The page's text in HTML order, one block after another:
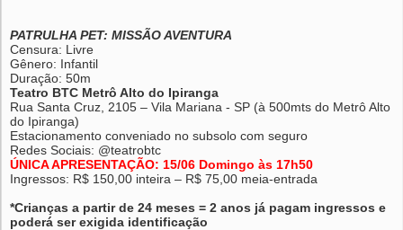
PATRULHA PET: MISSÃO AVENTURA
Censura: Livre
Gênero: Infantil
Duração: 50m
Teatro BTC Metrô Alto do Ipiranga
Rua Santa Cruz, 2105 – Vila Mariana - SP (à 500mts do Metrô Alto
do Ipiranga)
Estacionamento conveniado no subsolo com seguro
Redes Sociais: @teatrobtc
ÚNICA APRESENTAÇÃO: 15/06 Domingo às 17h50
Ingressos: R$ 150,00 inteira – R$ 75,00 meia-entrada
*Crianças a partir de 24 meses = 2 anos já pagam ingressos e
poderá ser exigida identificação